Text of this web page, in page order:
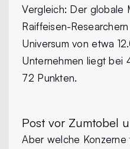
Vergleich: Der globale
Raiffeisen-
Universum von etwa
Unternehmen liegt bei
72 Punkten.
Post vor Zumtobel
Aber welche